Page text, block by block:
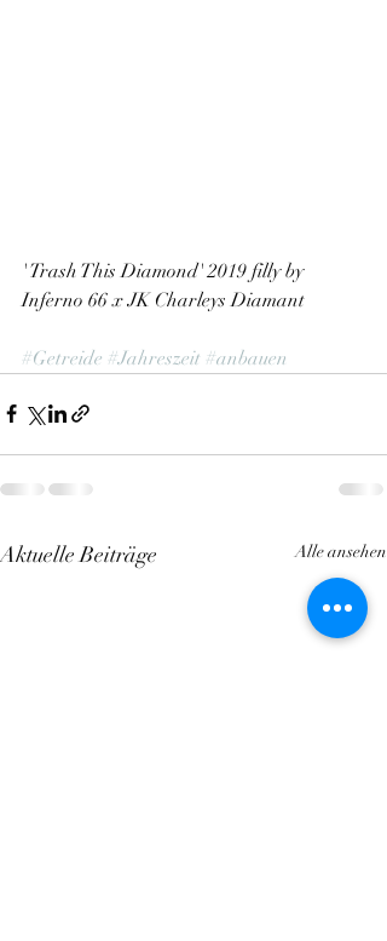
' Trash This Diamond' 2019 filly by
Inferno 66 x JK Charleys Diamant
#Getreide #Jahreszeit #anbauen
Aktuelle Beiträge Alle ansehen